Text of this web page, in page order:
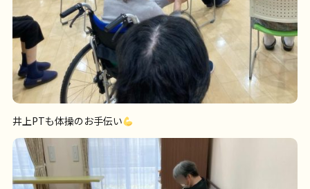
井上PTも体操のお手伝い